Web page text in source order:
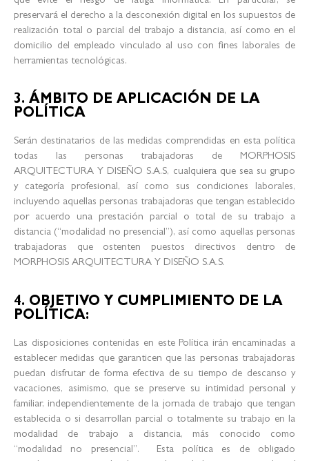
preservará el derecho a la desconexión digital en los supuestos de
realización total o parcial del trabajo a distancia, así como en el
domicilio del empleado vinculado al uso con fines laborales de
herramientas tecnológicas.
3. ÁMBITO DE APLICACIÓN DE LA
POLÍTICA
Serán destinatarios de las medidas comprendidas en esta política
todas las personas trabajadoras de MORPHOSIS
ARQUITECTURA Y DISEÑO S.A.S, cualquiera que sea su grupo
y categoría profesional, así como sus condiciones laborales,
incluyendo aquellas personas trabajadoras que tengan establecido
por acuerdo una prestación parcial o total de su trabajo a
distancia (“modalidad no presencial”), así como aquellas personas
trabajadoras que ostenten puestos directivos dentro de
MORPHOSIS ARQUITECTURA Y DISEÑO S.A.S.
4. OBJETIVO Y CUMPLIMIENTO DE LA
POLÍTICA:
Las disposiciones contenidas en este Política irán encaminadas a
establecer medidas que garanticen que las personas trabajadoras
puedan disfrutar de forma efectiva de su tiempo de descanso y
vacaciones, asimismo, que se preserve su intimidad personal y
familiar, independientemente de la jornada de trabajo que tengan
establecida o si desarrollan parcial o totalmente su trabajo en la
modalidad de trabajo a distancia, más conocido como
“modalidad no presencial”. Esta política es de obligado